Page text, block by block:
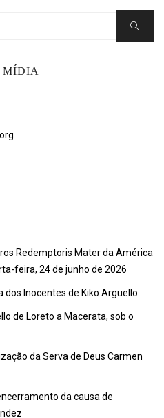
Search
MÍDIA
Redemptoris Mater da América
feira, 24 de junho de 2026
Inocentes de Kiko Argüello
de Loreto a Macerata, sob o
da Serva de Deus Carmen
da causa de